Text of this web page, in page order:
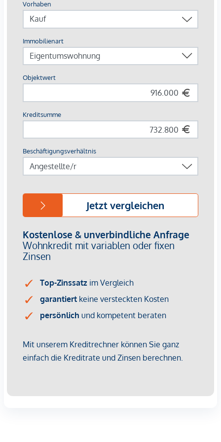
individuelle Wohneinheiten mit attraktiven Freibereichen.
Die exklusiven Altbauwohnungen im Bestand werden
zeitgemäß adaptiert und mit innenhofseitigen Außenflächen
ausgestattet. Die Wohnungen in den Hoftrakten und im
Dachgeschoß bieten viel Raum für Neues: offene,
lichtdurchflutete Wohnräume und großzügige Gärten,
Loggien und Terrassen.
Revitalisiertes Gründerzeithaus
47 Zweizimmerapartments
2 Dreizimmerapartments
1- bis 3-Zimmereinheiten
Gärten, Loggien und Terrassen
Fernwärme
Die Höhe der Betriebskosten und Rücklagen sind noch nicht
bekannt.
von EUR 337.000,- bis EUR 916.000,- netto zzgl. 20% USt.
Provisionsfrei für den Käufer!
Fertigstellung: bereits erfolgt
Bei diesem Angebot handelt es sich um eine
Vorsorgewohnung, die zu Vermietungszwecken erworben